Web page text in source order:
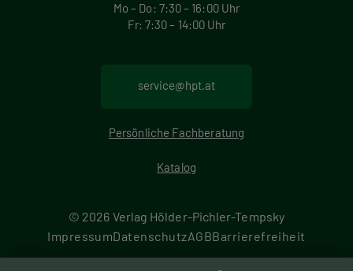
Mo – Do: 7:30 – 16:00 Uhr
Fr: 7:30 – 14:00 Uhr
service@hpt.at
Persönliche Fachberatung
Katalog
© 2026 Verlag Hölder-Pichler-Tempsky
F
ImpressumDatenschutzAGBBarrierefreiheit